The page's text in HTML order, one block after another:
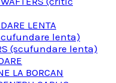
LENTA
lenta)
(scufundare lenta)
LA BORCAN